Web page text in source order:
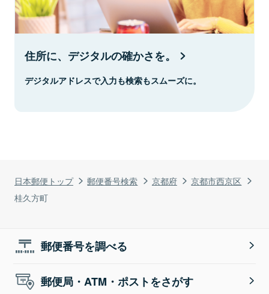
日本郵便トップ 郵便番号検索 京都府
京都市西京区
桂久方町
住所に、デジタルの確かさを。
デジタルアドレスで入力も検索もスムーズに。
郵便番号を調べる
郵便局・ATM・ポストをさがす